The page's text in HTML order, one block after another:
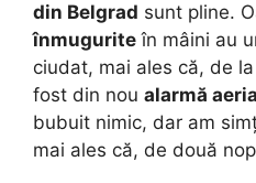
din Belgrad sunt pline.
înmugurite în mâini au
ciudat, mai ales că, de
fost din nou alarmă
bubuit nimic, dar am
mai ales că, de două